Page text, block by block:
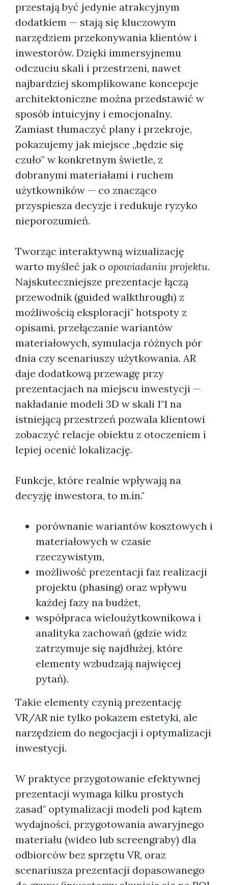
przestają być jedynie atrakcyjnym
dodatkiem — stają się kluczowym
narzędziem przekonywania klientów i
inwestorów. Dzięki immersyjnemu
odczuciu skali i przestrzeni, nawet
najbardziej skomplikowane koncepcje
architektoniczne można przedstawić w
sposób intuicyjny i emocjonalny.
Zamiast tłumaczyć plany i przekroje,
pokazujemy jak miejsce „będzie się
czuło” w konkretnym świetle, z
dobranymi materiałami i ruchem
użytkowników — co znacząco
przyspiesza decyzje i redukuje ryzyko
nieporozumień.
Tworząc interaktywną wizualizację
warto myśleć jak o opowiadaniu projektu.
Najskuteczniejsze prezentacje łączą
przewodnik (guided walkthrough) z
możliwością eksploracji" hotspoty z
opisami, przełączanie wariantów
materiałowych, symulacja różnych pór
dnia czy scenariuszy użytkowania. AR
daje dodatkową przewagę przy
prezentacjach na miejscu inwestycji —
nakładanie modeli 3D w skali 1"1 na
istniejącą przestrzeń pozwala klientowi
zobaczyć relacje obiektu z otoczeniem i
lepiej ocenić lokalizację.
Funkcje, które realnie wpływają na
decyzję inwestora, to m.in."
porównanie wariantów kosztowych i
materiałowych w czasie
rzeczywistym,
możliwość prezentacji faz realizacji
projektu (phasing) oraz wpływu
każdej fazy na budżet,
współpraca wieloużytkownikowa i
analityka zachowań (gdzie widz
zatrzymuje się najdłużej, które
elementy wzbudzają najwięcej
pytań).
Takie elementy czynią prezentację
VR/AR nie tylko pokazem estetyki, ale
narzędziem do negocjacji i optymalizacji
inwestycji.
W praktyce przygotowanie efektywnej
prezentacji wymaga kilku prostych
zasad" optymalizacji modeli pod kątem
wydajności, przygotowania awaryjnego
materiału (wideo lub screengraby) dla
odbiorców bez sprzętu VR, oraz
scenariusza prezentacji dopasowanego